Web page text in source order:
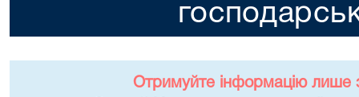
Отримуйте інформацію лише